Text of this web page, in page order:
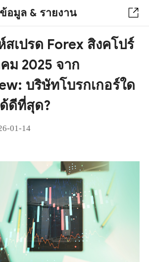
ข้อมูล & รายงาน
สเปรด Forex สิงคโปร์
ม 2025 จาก
บริษัทโบรกเกอร์ใด
ดีที่สุด?
01-14